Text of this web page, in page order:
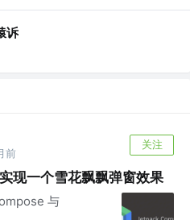
诉
前
关注
现一个雪花飘飘弹窗效果
与